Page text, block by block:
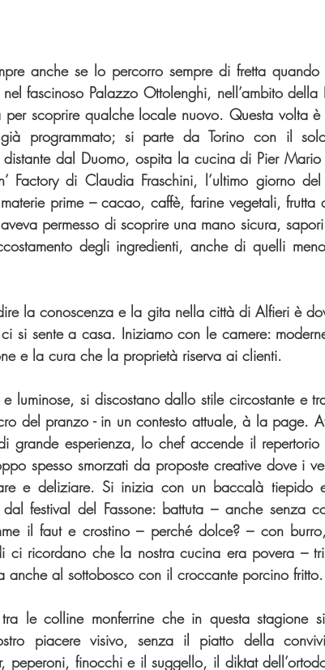
anche se lo percorro sempre di fretta quando
fascinoso Palazzo Ottolenghi, nell’ambito della
scoprire qualche locale nuovo. Questa volta è
programmato; si parte da Torino con il
dal Duomo, ospita la cucina di Pier
Factory di Claudia Fraschini, l’ultimo giorno
prime – cacao, caffè, farine vegetali, frutta
permesso di scoprire una mano sicura,
degli ingredienti, anche di quelli
la conoscenza e la gita nella città di Alfieri è
si sente a casa. Iniziamo con le camere:
e la cura che la proprietà riserva ai clienti.
luminose, si discostano dallo stile circostante e
del pranzo - in un contesto attuale, à la page.
grande esperienza, lo chef accende il repertorio
spesso smorzati da proposte creative dove i
e deliziare. Si inizia con un baccalà tiepido
festival del Fassone: battuta – anche senza
il faut e crostino – perché dolce? – con
ci ricordano che la nostra cucina era povera –
anche al sottobosco con il croccante porcino fritto.
le colline monferrine che in questa stagione
piacere visivo, senza il piatto della
peperoni, finocchi e il suggello, il diktat